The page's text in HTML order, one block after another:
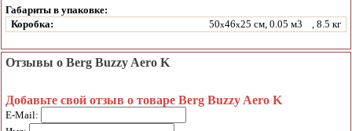
Габариты в упаковке:
Коробка:
50x46x25 см, 0.05 м3 , 8.5 кг
Отзывы о Berg Buzzy Aero K
Добавьте свой отзыв о товаре Berg Buzzy Aero K
E-Mail: